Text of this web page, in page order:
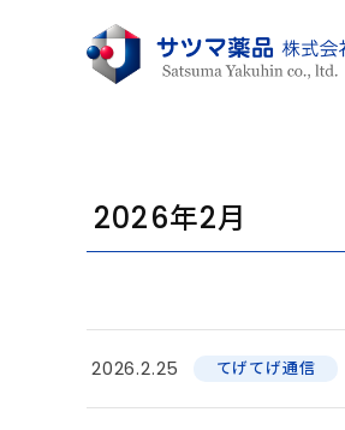
2026年2月
2026.2.25 てげてげ通信